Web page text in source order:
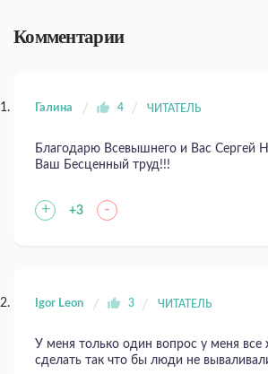
Комментарии
Галина 4 ЧИТАТЕЛЬ
Благодарю Всевышнего и Вас Сергей
Ваш Бесценный труд!!!
+ +3 -
Igor Leon 3 ЧИТАТЕЛЬ
У меня только один вопрос у меня все
сделать так что бы люди не